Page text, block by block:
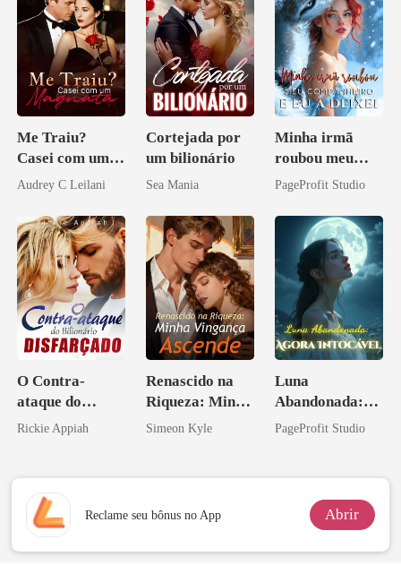
Me Traiu?
Casei com um
Magnata
Audrey C Leilani
Cortejada por
um bilionário
Sea Mania
Minha irmã
roubou meu
companheiro e
PageProfit Studio
O Contra-
ataque do
Bilionário
Rickie Appiah
Renascido na
Riqueza: Minha
Vingança
Simeon Kyle
Luna
Abandonada:
Agora Intocável
PageProfit Studio
Reclame seu bônus no App Abrir